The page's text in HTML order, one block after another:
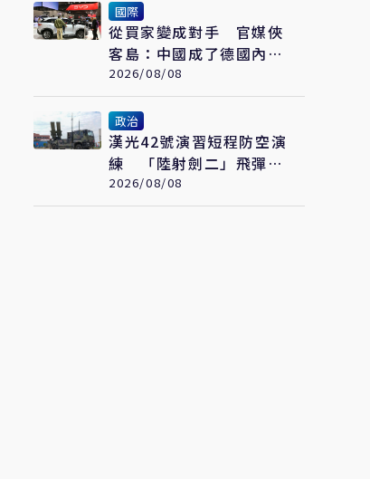
國際
從買家變成對手 官媒俠
客島：中國成了德國內部
矛盾的出氣筒
2026/08/08
政治
漢光42號演習短程防空演
練 「陸射劍二」飛彈守
護桃園機場安全
2026/08/08